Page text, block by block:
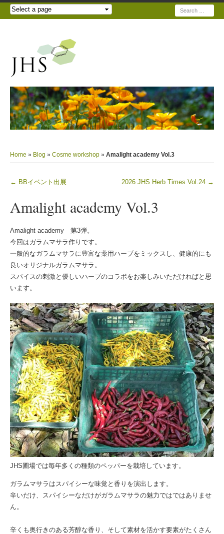
Search
Home » Blog » Cosme workshop» Amalight academy Vol.3
Post navigation
← BBイベント出展 2026 JHS Herb Times Vol.24 →
Amalight academy Vol.3
Amalight academy 第3弾。
今回はガラムマサラ作りです。
一般的なガラムマサラに豊富な薬用ハーブをミックスし、健康的にも
良いオリジナルガラムマサラ。
スパイスの刺激と優しいハーブのコラボをお楽しみいただければと思
います。
JHS圃場では毎年多くの種類のペッパーを栽培しています。
ガラムマサラはスパイシーな味覚と香りを演出します。
辛いだけ、スパイシーなだけがガラムマサラの魅力ではではありませ
ん。
辛くも奥行きのある芳醇な香り、そして素材を活かす要素がたくさん